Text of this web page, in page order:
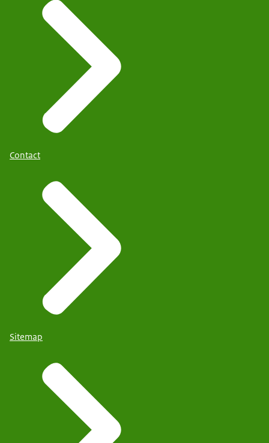
Contact
Sitemap